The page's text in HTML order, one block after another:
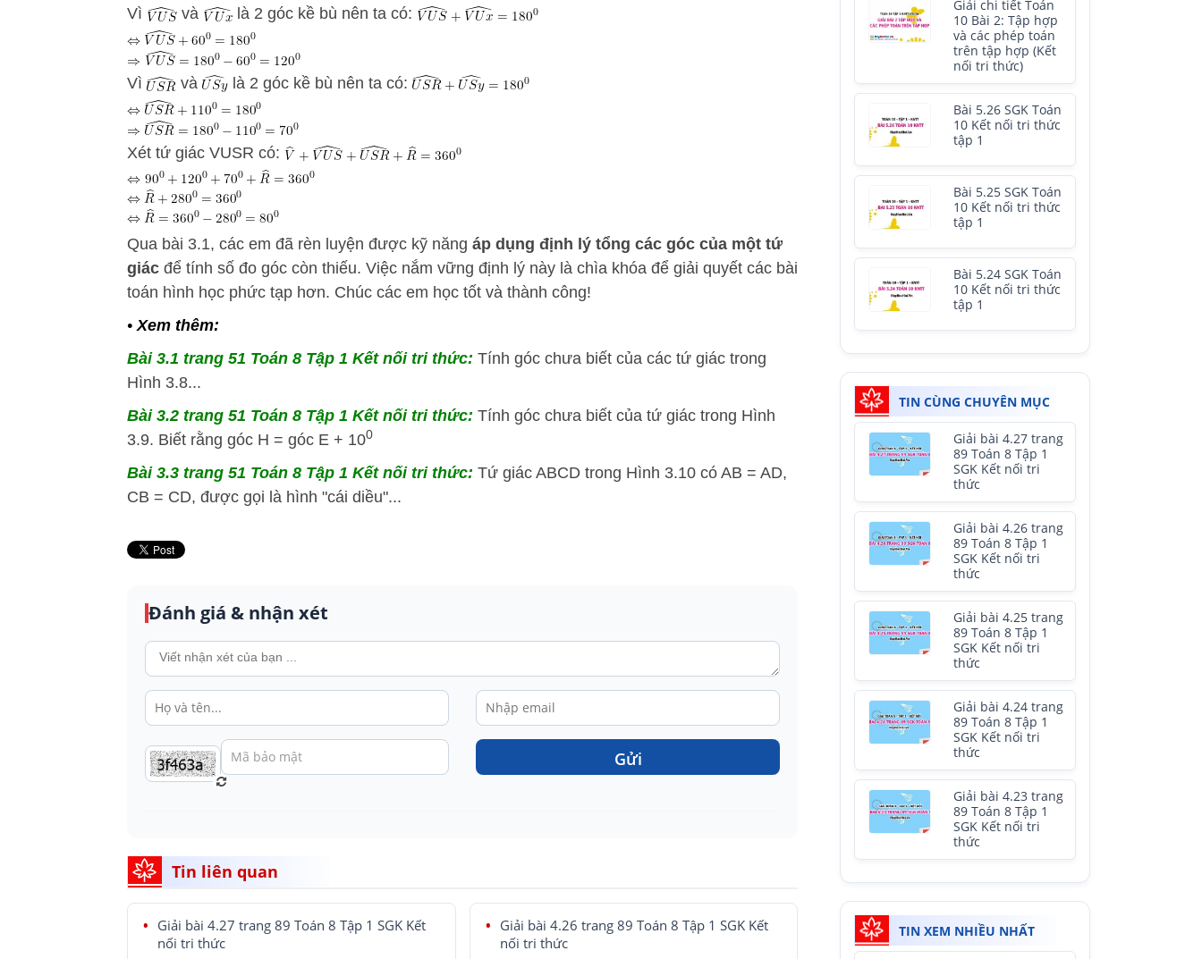
Vì
và là 2 góc kề bù nên ta có:
Vì và là 2 góc kề bù nên ta có:
Xét tứ giác VUSR có:
Qua bài 3.1, các em đã rèn luyện được kỹ năng áp dụng định lý tổng các góc của một tứ
giác để tính số đo góc còn thiếu. Việc nắm vững định lý này là chìa khóa để giải quyết các bài
toán hình học phức tạp hơn. Chúc các em học tốt và thành công!
• Xem thêm:
Bài 3.1 trang 51 Toán 8 Tập 1 Kết nối tri thức: Tính góc chưa biết của các tứ giác trong
Hình 3.8...
Bài 3.2 trang 51 Toán 8 Tập 1 Kết nối tri thức: Tính góc chưa biết của tứ giác trong Hình
3.9. Biết rằng góc H = góc E + 100
Bài 3.3 trang 51 Toán 8 Tập 1 Kết nối tri thức: Tứ giác ABCD trong Hình 3.10 có AB = AD,
CB = CD, được gọi là hình "cái diều"...
Đánh giá & nhận xét
Gửi
Tin liên quan
Giải bài 4.27 trang 89 Toán 8 Tập 1 SGK Kết
nối tri thức
Giải bài 4.26 trang 89 Toán 8 Tập 1 SGK Kết
nối tri thức
Giải chi tiết Toán
10 Bài 2: Tập hợp
và các phép toán
trên tập hợp (Kết
nối tri thức)
Bài 5.26 SGK Toán
10 Kết nối tri thức
tập 1
Bài 5.25 SGK Toán
10 Kết nối tri thức
tập 1
Bài 5.24 SGK Toán
10 Kết nối tri thức
tập 1
TIN CÙNG CHUYÊN MỤC
Giải bài 4.27 trang
89 Toán 8 Tập 1
SGK Kết nối tri
thức
Giải bài 4.26 trang
89 Toán 8 Tập 1
SGK Kết nối tri
thức
Giải bài 4.25 trang
89 Toán 8 Tập 1
SGK Kết nối tri
thức
Giải bài 4.24 trang
89 Toán 8 Tập 1
SGK Kết nối tri
thức
Giải bài 4.23 trang
89 Toán 8 Tập 1
SGK Kết nối tri
thức
TIN XEM NHIỀU NHẤT